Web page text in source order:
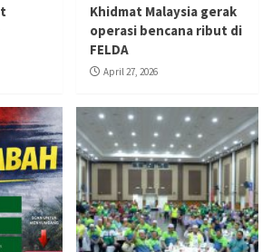
Khidmat Malaysia gerak
operasi bencana ribut di
FELDA
April 27, 2026